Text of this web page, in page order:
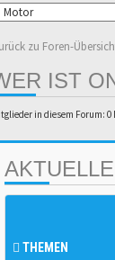
zu Foren-
IST
in diesem Forum:
THEMEN